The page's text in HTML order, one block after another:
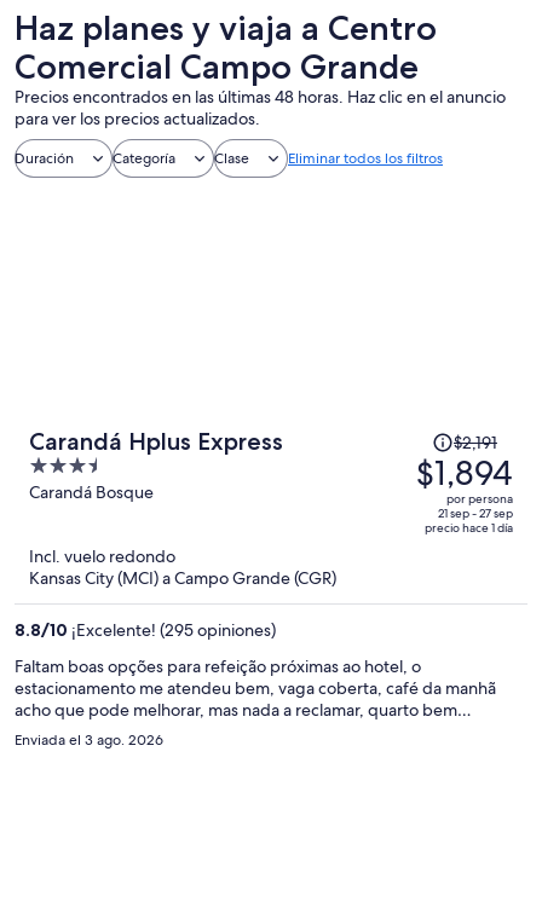
Haz planes y viaja a Centro
Comercial Campo Grande
Precios encontrados en las últimas 48 horas. Haz clic en el anuncio
para ver los precios actualizados.
Duración Categoría Clase Eliminar todos los filtros
Carandá Hplus Express
3.5
out
Carandá Bosque
precio
era
$2,191
$1,894
por
persona
$2,191
$1,894
por persona
21 sep - 27 sep
precio hace 1 día
Incl. vuelo redondo
Kansas City (MCI) a Campo Grande (CGR)
8.8/10 ¡Excelente! (295 opiniones)
Faltam boas opções para refeição próximas ao hotel, o
estacionamento me atendeu bem, vaga coberta, café da manhã
acho que pode melhorar, mas nada a reclamar, quarto bem
equipado e equipe prestativa.
Enviada el 3 ago. 2026